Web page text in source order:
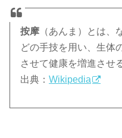
按摩 （あんま）とは、
どの手技を用い、生体
させて健康を増進させ
出典：Wikipedia